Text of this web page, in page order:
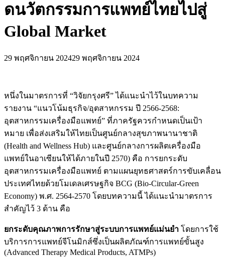
ดนวัตกรรมการแพทย์ไทยไปสู่
Global Market
29 พฤศจิกายน 202429 พฤศจิกายน 2024
หนึ่งในมาตรการที่ “วิจัยกรุงศรี” ได้แนะนำไว้ในบทความ
รายงาน “แนวโน้มธุรกิจ/อุตสาหกรรม ปี 2566-2568:
อุตสาหกรรมเครื่องมือแพทย์” ที่ภาครัฐควรกำหนดเป็นเป้า
หมาย เพื่อส่งเสริมให้ไทยเป็นศูนย์กลางสุขภาพนานาชาติ
(Health and Wellness Hub) และศูนย์กลางการผลิตเครื่องมือ
แพทย์ในอาเซียนให้ได้ภายในปี 2570) คือ การยกระดับ
อุตสาหกรรมเครื่องมือแพทย์ ตามแผนยุทธศาสตร์การขับเคลื่อน
ประเทศไทยด้วยโมเดลเศรษฐกิจ BCG (Bio-Circular-Green
Economy) พ.ศ. 2564-2570 โดยบทความนี้ ได้แนะนำมาตรการ
สำคัญไว้ 3 ด้าน คือ
ยกระดับคุณภาพการรักษาสู่ระบบการแพทย์แม่นยำ โดยการใช้
บริการการแพทย์จีโนมิกส์ซึ่งเป็นผลิตภัณฑ์การแพทย์ขั้นสูง
(Advanced Therapy Medical Products, ATMPs)